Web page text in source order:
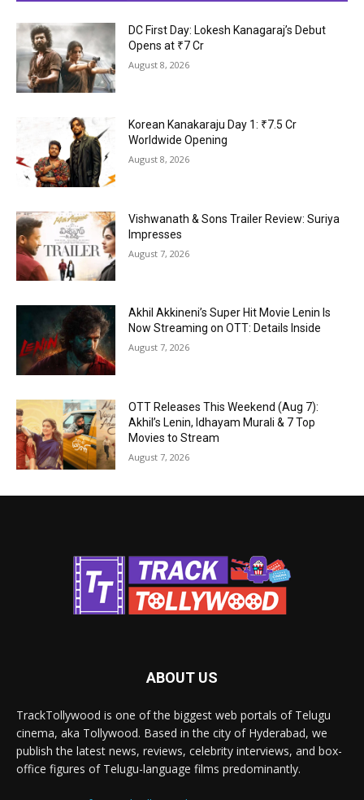
DC First Day: Lokesh Kanagaraj’s Debut
Opens at ₹7 Cr
August 8, 2026
Korean Kanakaraju Day 1: ₹7.5 Cr
Worldwide Opening
August 8, 2026
Vishwanath & Sons Trailer Review: Suriya
Impresses
August 7, 2026
Akhil Akkineni’s Super Hit Movie Lenin Is
Now Streaming on OTT: Details Inside
August 7, 2026
OTT Releases This Weekend (Aug 7):
Akhil’s Lenin, Idhayam Murali & 7 Top
Movies to Stream
August 7, 2026
ABOUT US
TrackTollywood is one of the biggest web portals of Telugu
cinema, aka Tollywood. Based in the city of Hyderabad, we
publish the latest news, reviews, celebrity interviews, and box-
office figures of Telugu-language films predominantly.